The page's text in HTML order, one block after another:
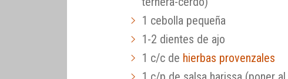
1 cebolla pequeña
1-2 dientes de ajo
1 c/c de hierbas provenzales